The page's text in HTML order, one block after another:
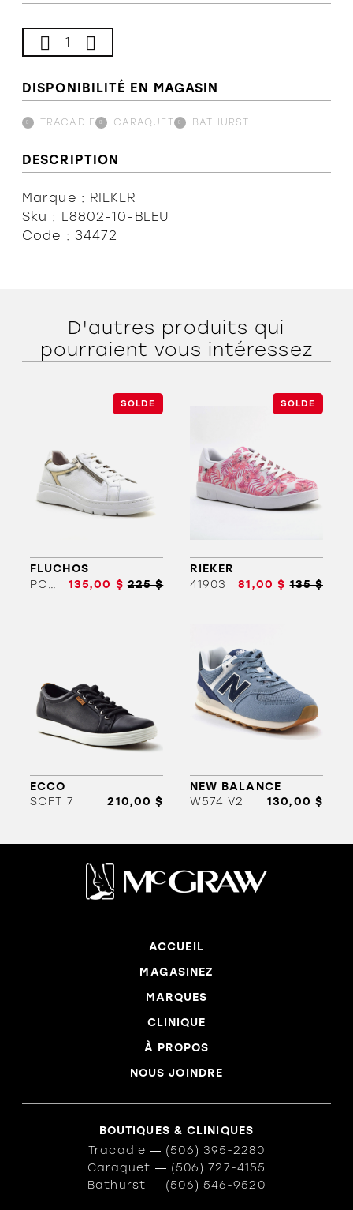
DISPONIBILITÉ EN MAGASIN
TRACADIE CARAQUET BATHURST
DESCRIPTION
Marque : RIEKER
Sku : L8802-10-BLEU
Code : 34472
D'autres produits qui
pourraient vous intéressez
SOLDE
FLUCHOS
POMPAS SIDE ZIP
135,00 $ 225 $
SOLDE
RIEKER
41903
81,00 $ 135 $
ECCO
SOFT 7
210,00 $
NEW BALANCE
W574 V2
130,00 $
ACCUEIL
MAGASINEZ
MARQUES
CLINIQUE
À PROPOS
NOUS JOINDRE
BOUTIQUES & CLINIQUES
Tracadie ― (506) 395-2280
Caraquet ― (506) 727-4155
Bathurst ― (506) 546-9520